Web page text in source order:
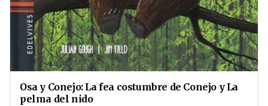
Osa y Conejo: La fea costumbre de Conejo y La
pelma del nido